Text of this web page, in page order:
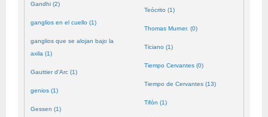
Gandhi (2)
ganglios en el cuello (1)
ganglios que se alojan bajo la
axila (1)
Gauttier d'Arc (1)
genios (1)
Gessen (1)
Teócrito (1)
Thomas Murner. (0)
Ticiano (1)
Tiempo Cervantes (0)
Tiempo de Cervantes (13)
Tifón (1)